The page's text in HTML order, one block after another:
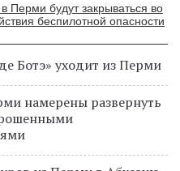
Перми будут закрываться во
беспилотной опасности
Ботэ» уходит из Перми
намерены развернуть